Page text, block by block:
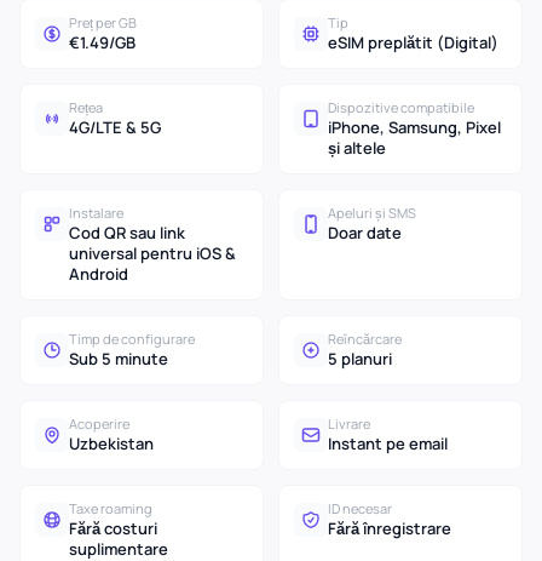
Preț per GB
€1.49/GB
Tip
eSIM preplătit (Digital)
Rețea
4G/LTE & 5G
Dispozitive compatibile
iPhone, Samsung, Pixel
și altele
Instalare
Cod QR sau link
universal pentru iOS &
Android
Apeluri și SMS
Doar date
Timp de configurare
Sub 5 minute
Reîncărcare
5 planuri
Acoperire
Uzbekistan
Livrare
Instant pe email
Taxe roaming
Fără costuri
suplimentare
ID necesar
Fără înregistrare